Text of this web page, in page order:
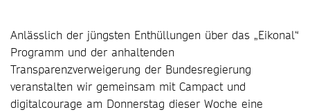
Anlässlich der jüngsten Enthüllungen über das „Eikonal“
Programm und der anhaltenden
Transparenzverweigerung der Bundesregierung
veranstalten wir gemeinsam mit Campact und
digitalcourage am Donnerstag dieser Woche eine